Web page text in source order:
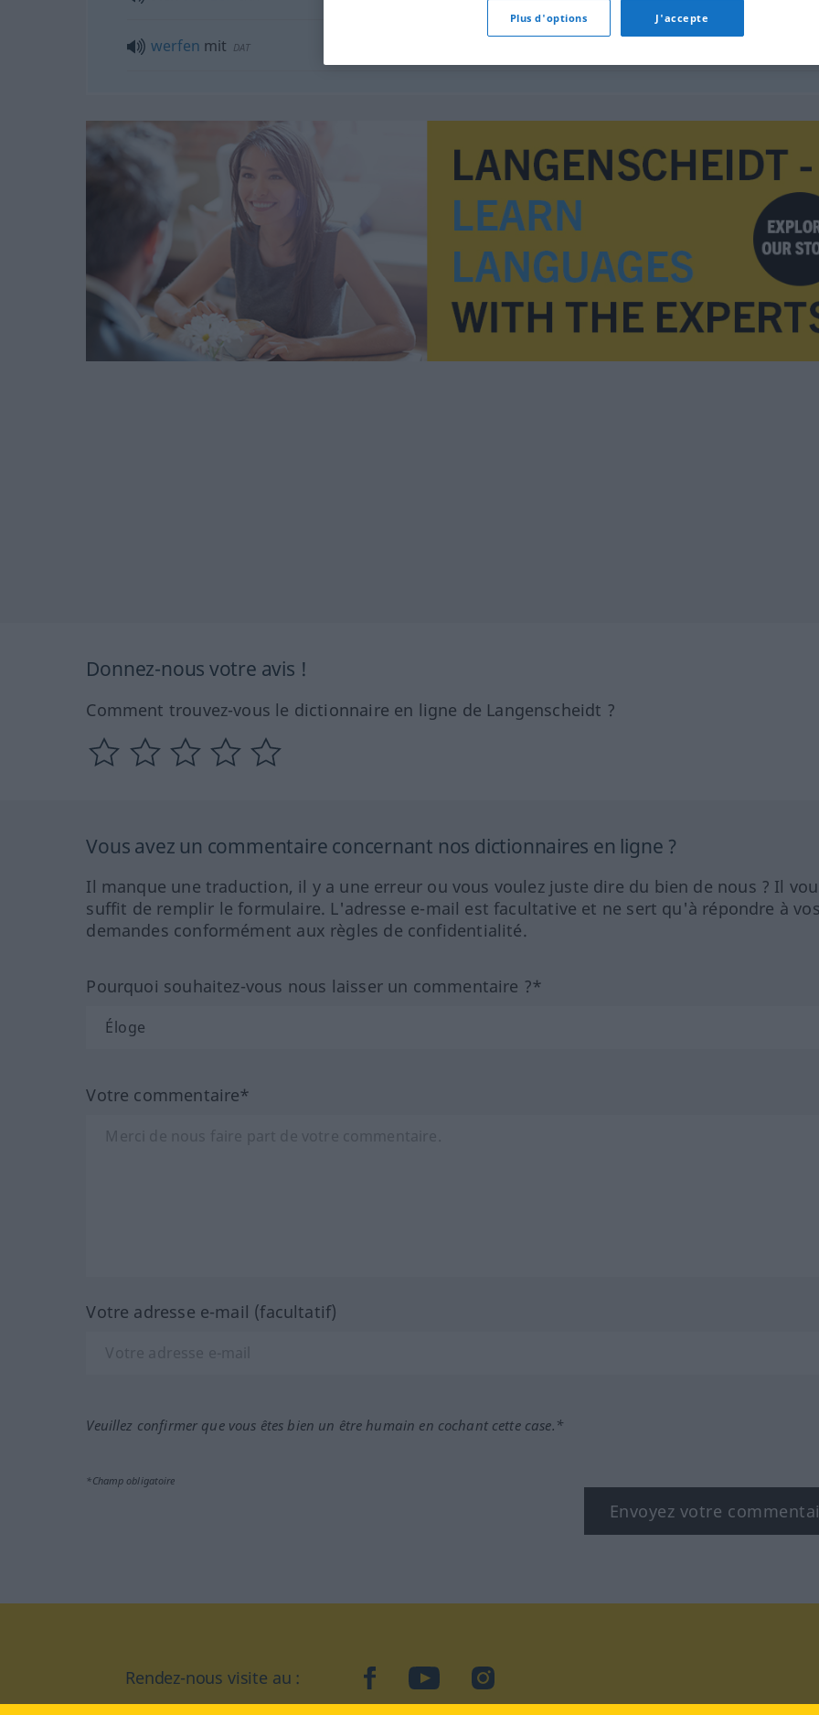
werfen mit DAT
Donnez-nous votre avis !
Comment trouvez-vous le dictionnaire en ligne de Langenscheidt ?
Vous avez un commentaire concernant nos dictionnaires en ligne ?
Il manque une traduction, il y a une erreur ou vous voulez juste dire du bien de nous ? Il
suffit de remplir le formulaire. L'adresse e-mail est facultative et ne sert qu'à répondre à
demandes conformément aux règles de confidentialité.
Pourquoi souhaitez-vous nous laisser un commentaire ?*
Votre commentaire*
Votre adresse e-mail (facultatif)
Veuillez confirmer que vous êtes bien un être humain en cochant cette case.*
*Champ obligatoire
Envoyez votre
Rendez-nous visite au : facebookYouTubeInstagram
Plus d'options J'accepte